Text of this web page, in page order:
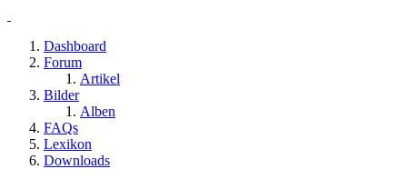
Dashboard
Forum
Artikel
Bilder
Alben
FAQs
Lexikon
Downloads